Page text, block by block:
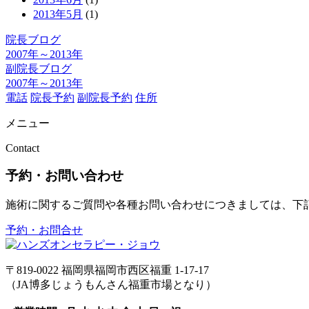
2013年5月 (1)
院長ブログ
2007年～2013年
副院長ブログ
2007年～2013年
電話 院長予約 副院長予約 住所
メニュー
Contact
予約・お問い合わせ
施術に関するご質問や各種お問い合わせにつきましては、下
予約・お問合せ
〒819-0022 福岡県福岡市西区福重 1-17-17
（JA博多じょうもんさん福重市場となり）